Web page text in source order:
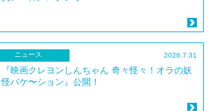
ニュース 2026.7.31
『映画クレヨンしんちゃん 奇々怪々！オラの妖
怪バケ〜ション』公開！